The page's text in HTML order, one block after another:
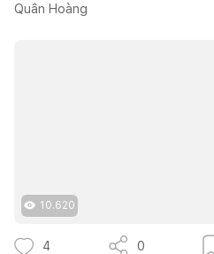
Quân Hoàng
10.620
4 0